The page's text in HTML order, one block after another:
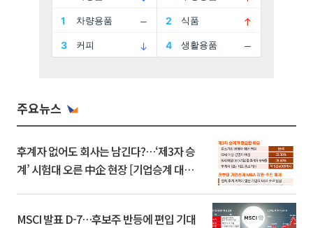
주요뉴스
후계자 없어도 회사는 남긴다?…‘제3자 승
계’ 시험대 오른 中企 현장 [기업승계 대전
MSCI 발표 D-7…후보주 반등에 편입 기대